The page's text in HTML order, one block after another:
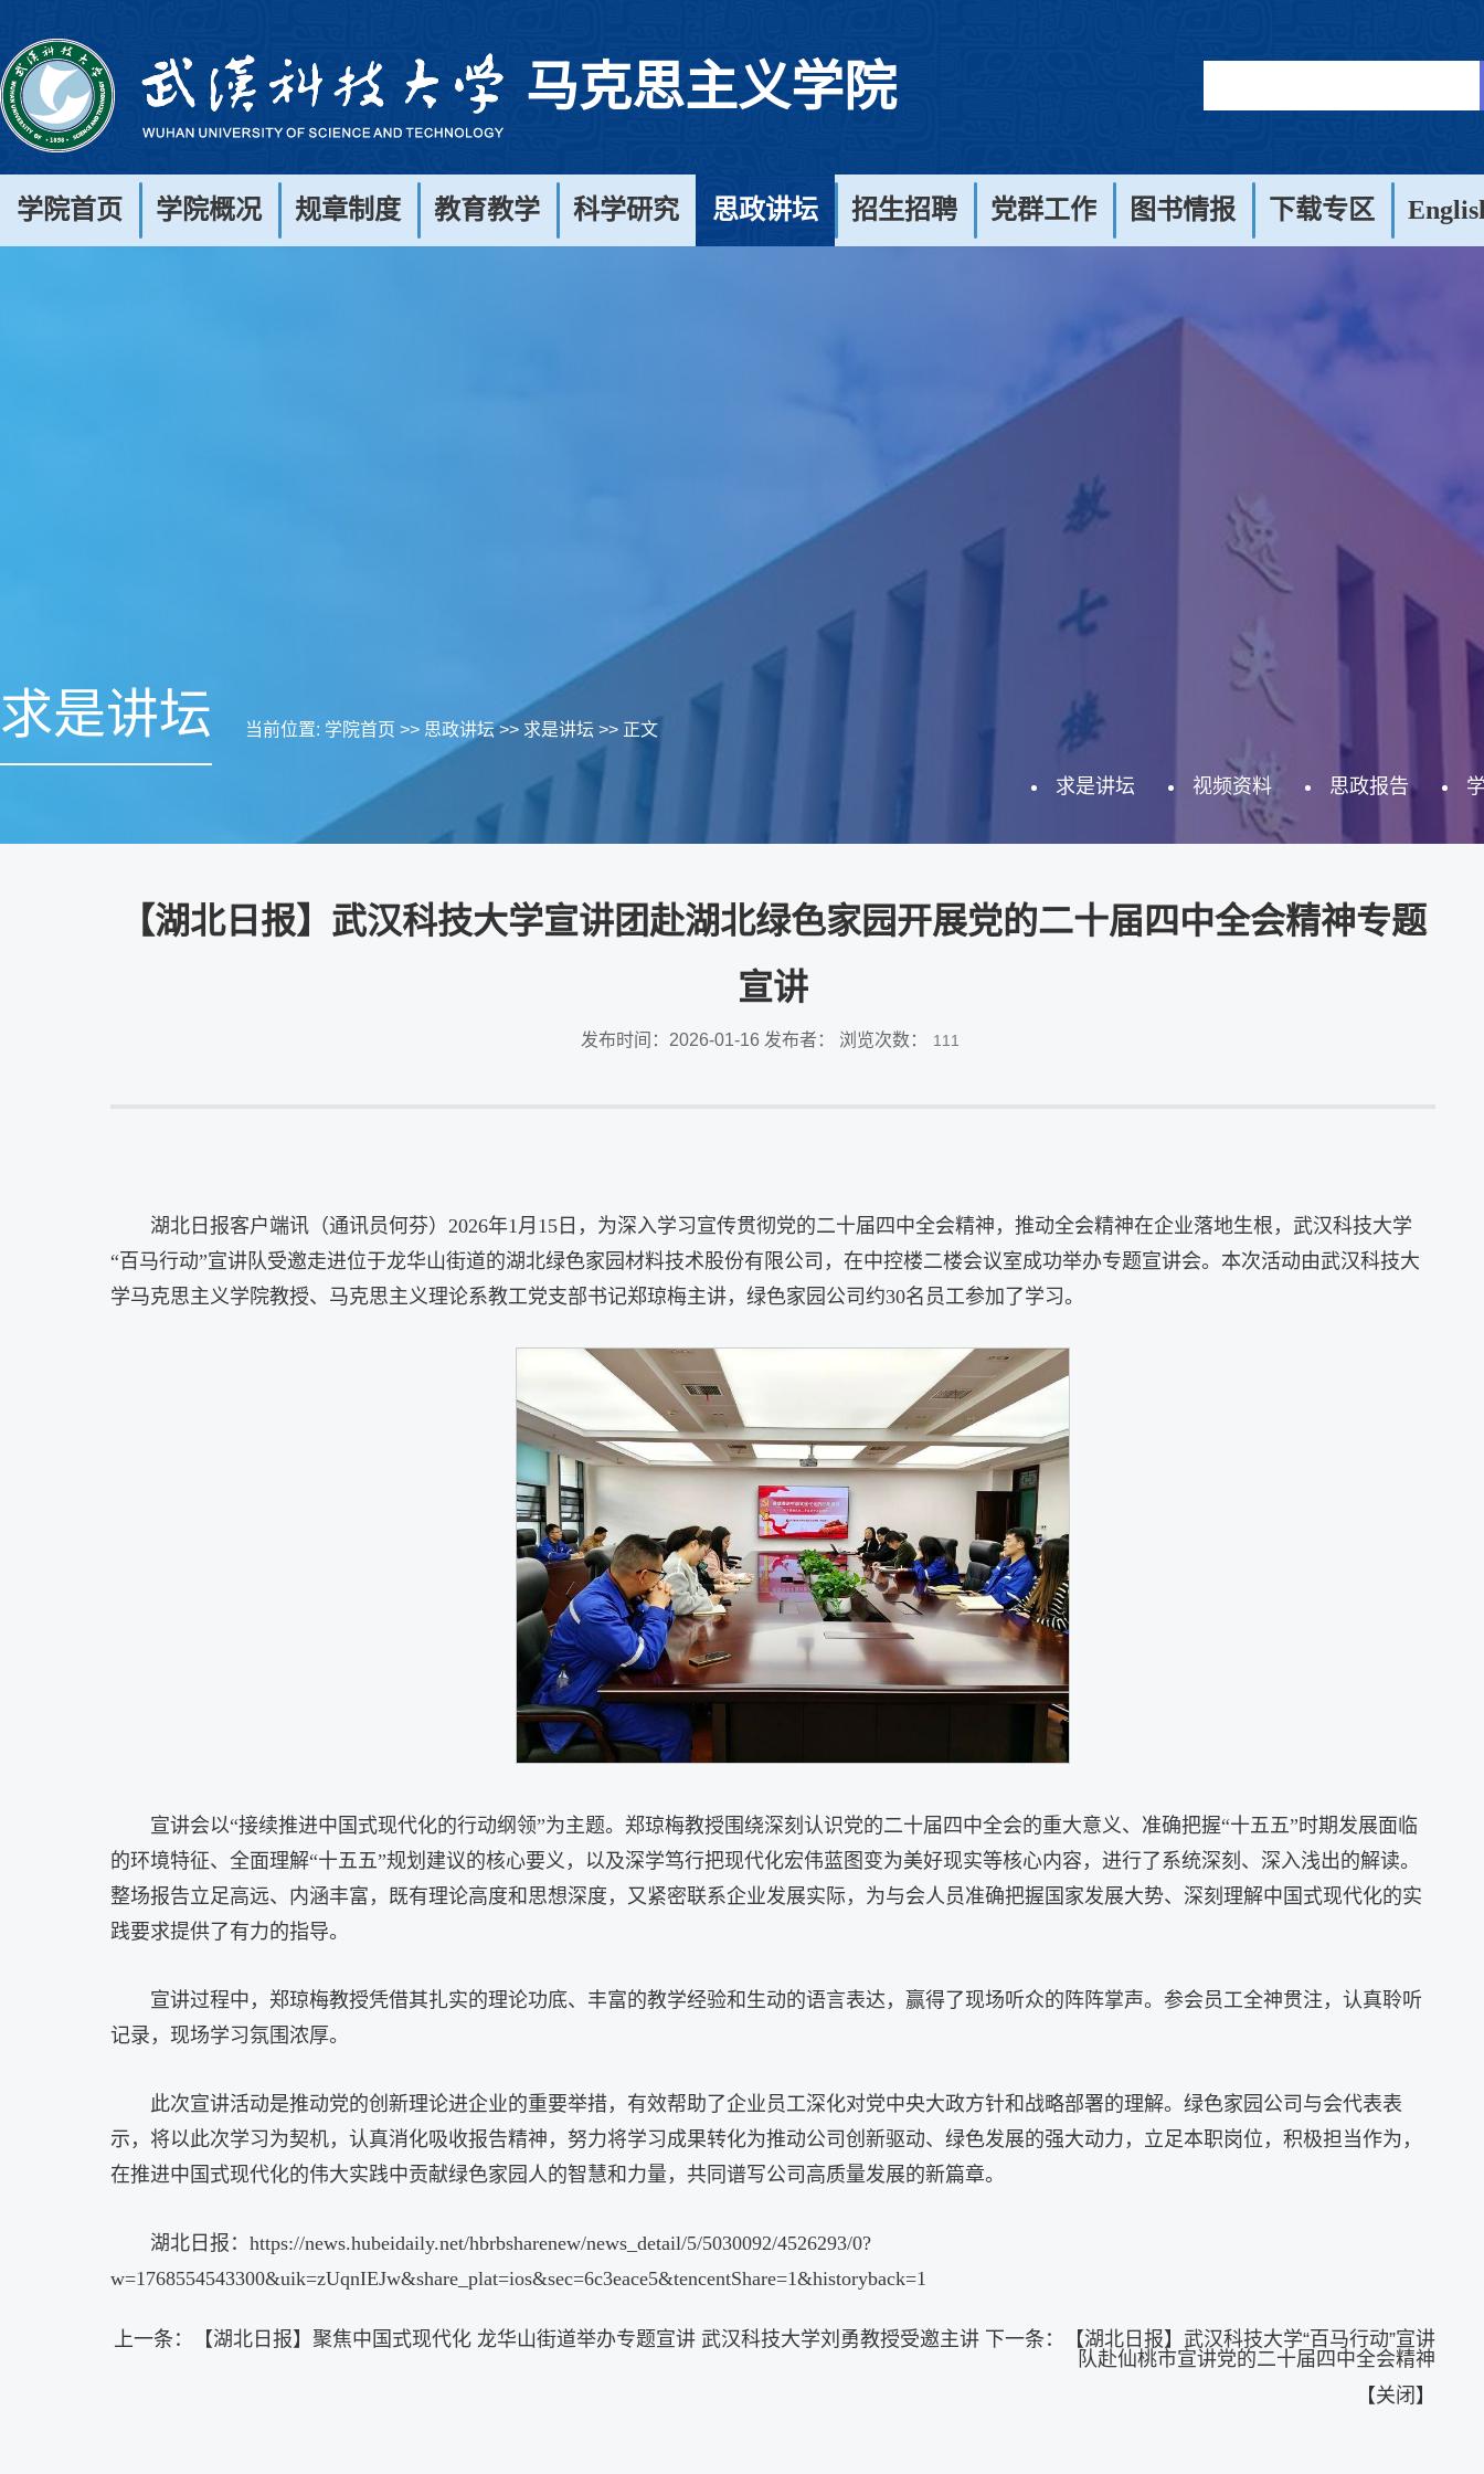
马克思主义学院
学院首页 学院概况 规章制度 教育教学 科学研究 思政讲坛 招生招聘 党群工作 图书情报 下载专区
求是讲坛 当前位置: 学院首页 >> 思政讲坛>> 求是讲坛 >> 正文
求是讲坛 视频资料 思政报告
【湖北日报】武汉科技大学宣讲团赴湖北绿色家园开展党的二十届四中全会精神专题
宣讲
发布时间：2026-01-16 发布者： 浏览次数： 111
湖北日报客户端讯（通讯员何芬）2026年1月15日，为深入学习宣传贯彻党的二十届四中全会精神，推动全会精神在企业落地生根，武汉科技大学
“百马行动”宣讲队受邀走进位于龙华山街道的湖北绿色家园材料技术股份有限公司，在中控楼二楼会议室成功举办专题宣讲会。本次活动由武汉科技大
学马克思主义学院教授、马克思主义理论系教工党支部书记郑琼梅主讲，绿色家园公司约30名员工参加了学习。
宣讲会以“接续推进中国式现代化的行动纲领”为主题。郑琼梅教授围绕深刻认识党的二十届四中全会的重大意义、准确把握“十五五”时期发展面临
的环境特征、全面理解“十五五”规划建议的核心要义，以及深学笃行把现代化宏伟蓝图变为美好现实等核心内容，进行了系统深刻、深入浅出的解读。
整场报告立足高远、内涵丰富，既有理论高度和思想深度，又紧密联系企业发展实际，为与会人员准确把握国家发展大势、深刻理解中国式现代化的实
践要求提供了有力的指导。
宣讲过程中，郑琼梅教授凭借其扎实的理论功底、丰富的教学经验和生动的语言表达，赢得了现场听众的阵阵掌声。参会员工全神贯注，认真聆听
记录，现场学习氛围浓厚。
此次宣讲活动是推动党的创新理论进企业的重要举措，有效帮助了企业员工深化对党中央大政方针和战略部署的理解。绿色家园公司与会代表表
示，将以此次学习为契机，认真消化吸收报告精神，努力将学习成果转化为推动公司创新驱动、绿色发展的强大动力，立足本职岗位，积极担当作为，
在推进中国式现代化的伟大实践中贡献绿色家园人的智慧和力量，共同谱写公司高质量发展的新篇章。
湖北日报：https://news.hubeidaily.net/hbrbsharenew/news_detail/5/5030092/4526293/0?
w=1768554543300&uik=zUqnIEJw&share_plat=ios&sec=6c3eace5&tencentShare=1&historyback=1
上一条： 【湖北日报】聚焦中国式现代化 龙华山街道举办专题宣讲 武汉科技大学刘勇教授受邀主讲 下一条：
【湖北日报】武汉科技大学“百马行动”宣讲
队赴仙桃市宣讲党的二十届四中全会精神
【关闭 】